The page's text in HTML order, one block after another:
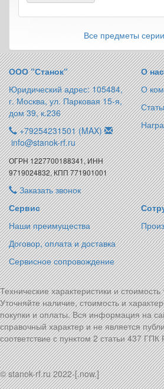
Все предметы
ООО “Станок“
Юридический адрес: 105484,
г. Москва, ул. Парковая 15-я,
дом 39, к.236
+79254231501 (MAX)
info@stanok-rf.ru
ОГРН 1227700188341, ИНН
9719024832, КПП 771901001
Заказать звонок
О нас
О
Сервис
Наши преимущества
Договор, оплата и доставка
Сервисное сопровождение
Технические характеристики и
Уточняйте наличие, стоимость и
покупки и оплаты. Вся информация на
справочный характер и не является
соответствие с пунктом 2 статьи 437
© stanok-rf.ru 2022-[.now.]